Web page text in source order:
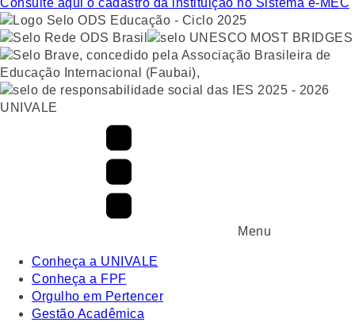
Consulte aqui o cadastro da instituição no Sistema e-MEC
UNIVALE
Menu
Conheça a UNIVALE
Conheça a FPF
Orgulho em Pertencer
Gestão Acadêmica